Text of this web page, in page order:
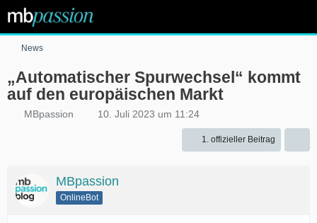
News
„Automatischer Spurwechsel“ kommt
auf den europäischen Markt
MBpassion 10. Juli 2023 um 11:24
1. offizieller Beitrag
MBpassion
OnlineBot